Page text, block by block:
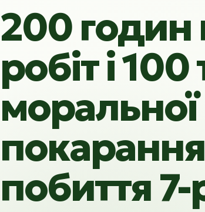
200 годин
робіт і
побиття 7-